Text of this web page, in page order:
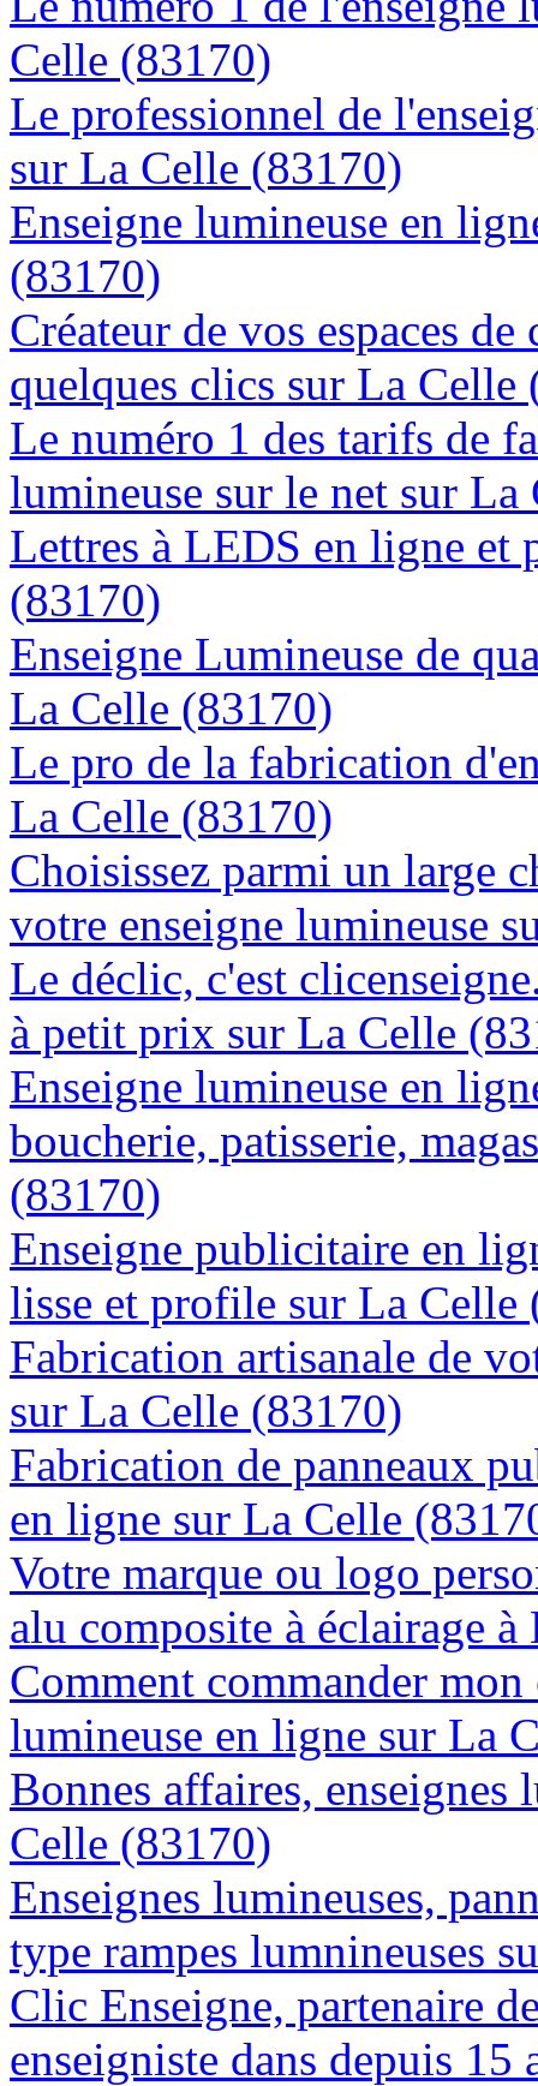
Celle (83170)
Le professionnel de
sur La Celle (83170)
Enseigne lumineuse en
(83170)
Créateur de vos espaces
quelques clics sur La Celle
Le numéro 1 des tarifs de
lumineuse sur le net sur
Lettres à LEDS en ligne et
(83170)
Enseigne Lumineuse de
La Celle (83170)
Le pro de la fabrication
La Celle (83170)
Choisissez parmi un large
votre enseigne lumineuse
Le déclic, c'est
à petit prix sur La Celle
Enseigne lumineuse en
boucherie, patisserie,
(83170)
Enseigne publicitaire en
lisse et profile sur La Celle
Fabrication artisanale de
sur La Celle (83170)
Fabrication de panneaux
en ligne sur La Celle
Votre marque ou logo
alu composite à éclairage
Comment commander
lumineuse en ligne sur La
Bonnes affaires, enseignes
Celle (83170)
Enseignes lumineuses,
type rampes lumnineuses
Clic Enseigne, partenaire
enseigniste dans depuis